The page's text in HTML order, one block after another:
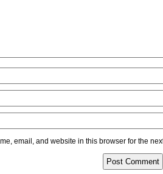
email, and website in this browser for the